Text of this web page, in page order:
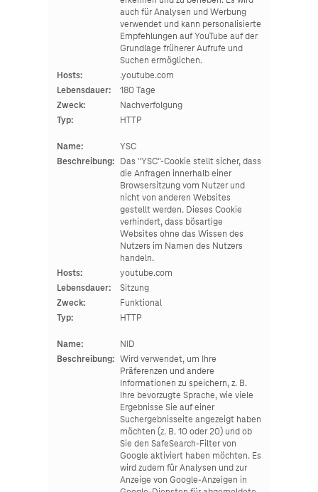
auch für Analysen und Werbung
verwendet und kann personalisierte
Empfehlungen auf YouTube auf der
Grundlage früherer Aufrufe und
Suchen ermöglichen.
Hosts:
.youtube.com
Lebensdauer:
180 Tage
Zweck:
Nachverfolgung
Typ:
HTTP
Name:
YSC
Beschreibung: Das "YSC"-Cookie stellt sicher, dass
die Anfragen innerhalb einer
Browsersitzung vom Nutzer und
nicht von anderen Websites
gestellt werden. Dieses Cookie
verhindert, dass bösartige
Websites ohne das Wissen des
Nutzers im Namen des Nutzers
handeln.
Hosts:
youtube.com
Lebensdauer:
Sitzung
Zweck:
Funktional
Typ:
HTTP
Name:
NID
Beschreibung: Wird verwendet, um Ihre
Präferenzen und andere
Informationen zu speichern, z. B.
Ihre bevorzugte Sprache, wie viele
Ergebnisse Sie auf einer
Suchergebnisseite angezeigt haben
möchten (z. B. 10 oder 20) und ob
Sie den SafeSearch-Filter von
Google aktiviert haben möchten. Es
wird zudem für Analysen und zur
Anzeige von Google-Anzeigen in